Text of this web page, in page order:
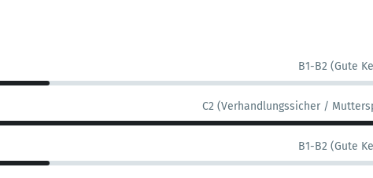
B1-B2 (Gute
C2 (Verhandlungssicher /
B1-B2 (Gute